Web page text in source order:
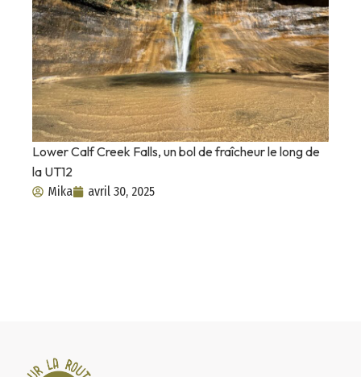
Lower Calf Creek Falls, un bol de fraîcheur le long de
la UT12
Mika avril 30, 2025